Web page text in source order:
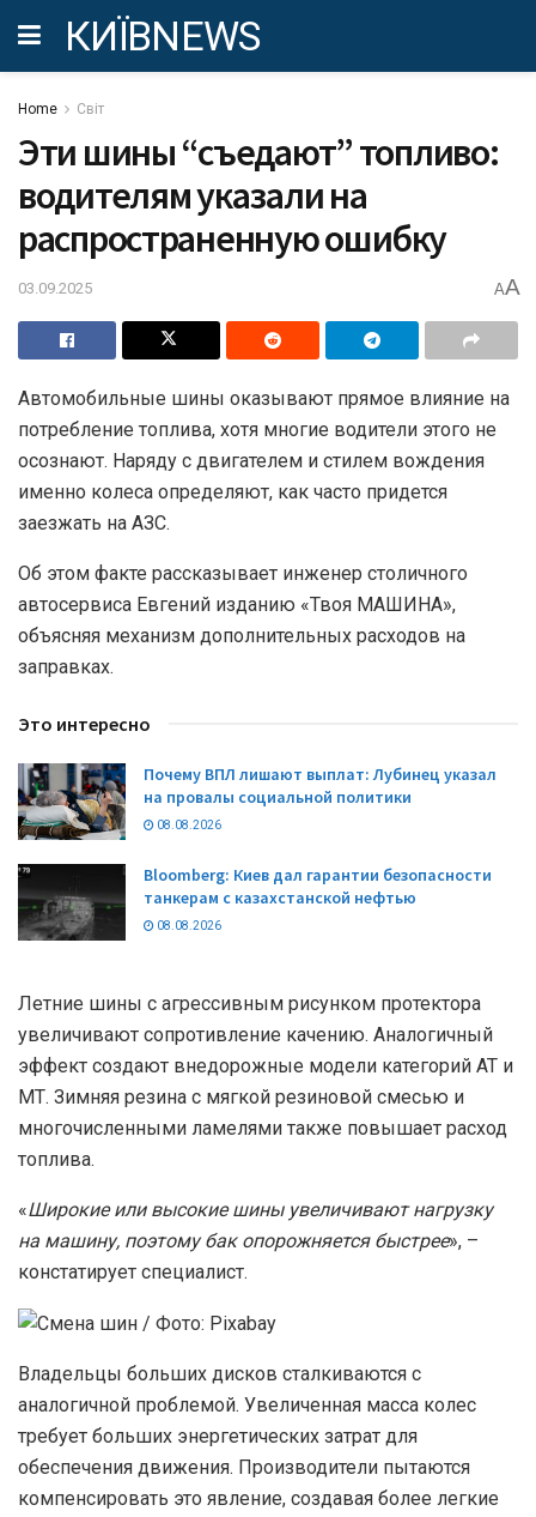
КИЇВNEWS
Home Світ
Эти шины “съедают” топливо:
водителям указали на
распространенную ошибку
03.09.2025 AA
Автомобильные шины оказывают прямое влияние на
потребление топлива, хотя многие водители этого не
осознают. Наряду с двигателем и стилем вождения
именно колеса определяют, как часто придется
заезжать на АЗС.
Об этом факте рассказывает инженер столичного
автосервиса Евгений изданию «Твоя МАШИНА»,
объясняя механизм дополнительных расходов на
заправках.
Это интересно
Почему ВПЛ лишают выплат: Лубинец указал
на провалы социальной политики
08.08.2026
Bloomberg: Киев дал гарантии безопасности
танкерам с казахстанской нефтью
08.08.2026
Летние шины с агрессивным рисунком протектора
увеличивают сопротивление качению. Аналогичный
эффект создают внедорожные модели категорий АТ и
МТ. Зимняя резина с мягкой резиновой смесью и
многочисленными ламелями также повышает расход
топлива.
«Широкие или высокие шины увеличивают нагрузку
на машину, поэтому бак опорожняется быстрее», –
констатирует специалист.
Владельцы больших дисков сталкиваются с
аналогичной проблемой. Увеличенная масса колес
требует больших энергетических затрат для
обеспечения движения. Производители пытаются
компенсировать это явление, создавая более легкие